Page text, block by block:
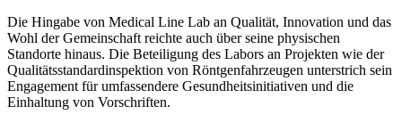
Die Hingabe von Medical Line Lab an Qualität, Innovation und das
Wohl der Gemeinschaft reichte auch über seine physischen
Standorte hinaus. Die Beteiligung des Labors an Projekten wie der
Qualitätsstandardinspektion von Röntgenfahrzeugen unterstrich sein
Engagement für umfassendere Gesundheitsinitiativen und die
Einhaltung von Vorschriften.